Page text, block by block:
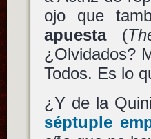
ojo que
apuesta(
¿Olvidados?
Todos. Es lo
¿Y de la
séptuple